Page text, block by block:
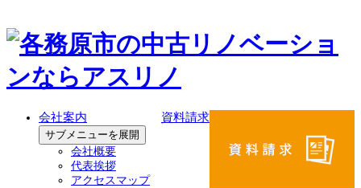
資料請求
会社案内
サブメニューを展開
会社概要
代表挨拶
アクセスマップ